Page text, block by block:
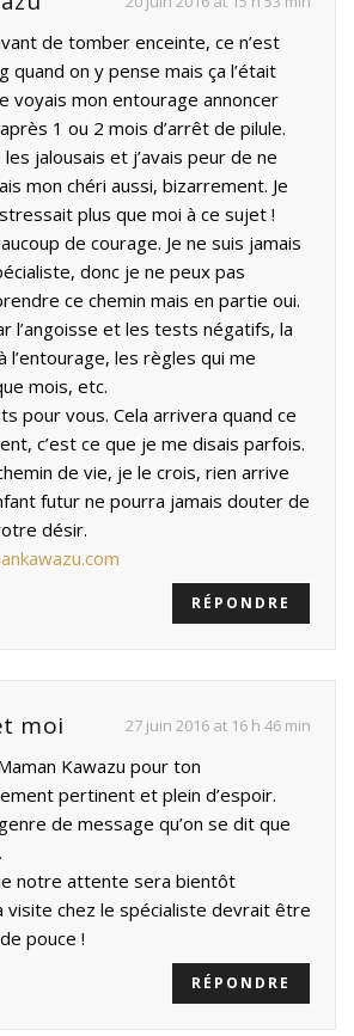
de tomber enceinte, ce n’est
quand on y pense mais ça l’était
voyais mon entourage annoncer
1 ou 2 mois d’arrêt de pilule.
jalousais et j’avais peur de ne
mon chéri aussi, bizarrement. Je
plus que moi à ce sujet !
de courage. Je ne suis jamais
donc je ne peux pas
ce chemin mais en partie oui.
l’angoisse et les tests négatifs, la
l’entourage, les règles qui me
mois, etc.
pour vous. Cela arrivera quand ce
c’est ce que je me disais parfois.
de vie, je le crois, rien arrive
futur ne pourra jamais douter de
désir.
RÉPONDRE
moi 27 juin 2016 at 16 h 46 min
Kawazu pour ton
pertinent et plein d’espoir.
de message qu’on se dit que
notre attente sera bientôt
visite chez le spécialiste devrait être
pouce !
RÉPONDRE